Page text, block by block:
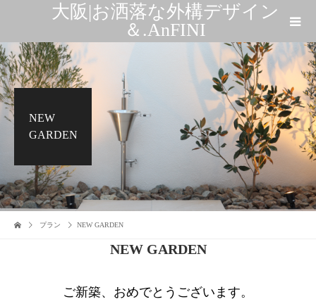
大阪|お洒落な外構デザイン
＆.AnFINI
NEW
GARDEN
プラン NEW GARDEN
NEW GARDEN
ご新築、おめでとうございます。